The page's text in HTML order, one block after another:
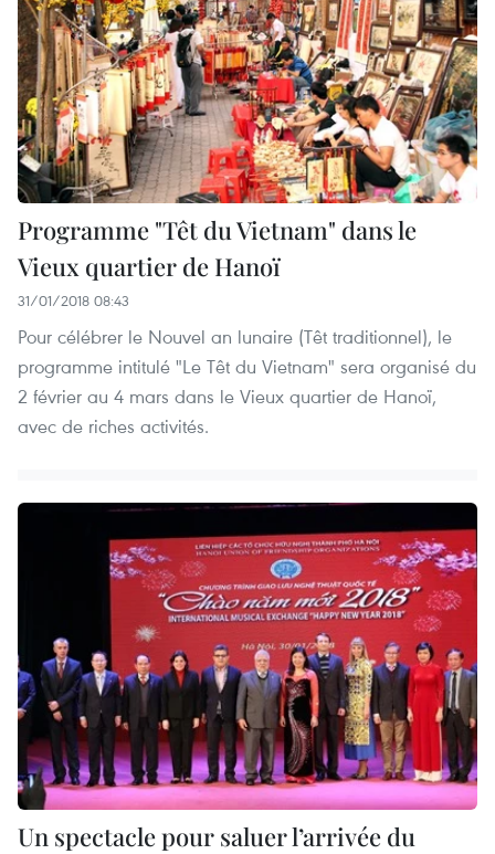
Programme ​"Têt du Vietnam​" dans le
Vieux quartier de Hanoï
31/01/2018 08:43
Pour célébrer le Nouvel an lunaire (Têt traditionnel), le
programme intitulé ​"Le Têt du Vietnam​" sera organisé du
2 février au 4 mars dans le Vieux quartier de Hanoï,
avec de riches activités.
Un spectacle pour saluer l’arrivée du